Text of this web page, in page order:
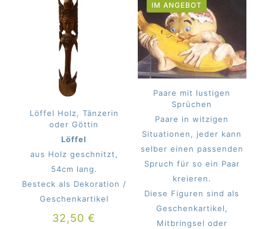
Löffel Holz, Tänzerin
oder Göttin
Löffel
aus Holz geschnitzt,
54cm lang.
Besteck als Dekoration /
Geschenkartikel
32,50€
IM ANGEBOT
Paare mit lustigen
Sprüchen
Paare in witzigen
Situationen, jeder kann
selber einen passenden
Spruch für so ein Paar
kreieren.
Diese Figuren sind als
Geschenkartikel,
Mitbringsel oder